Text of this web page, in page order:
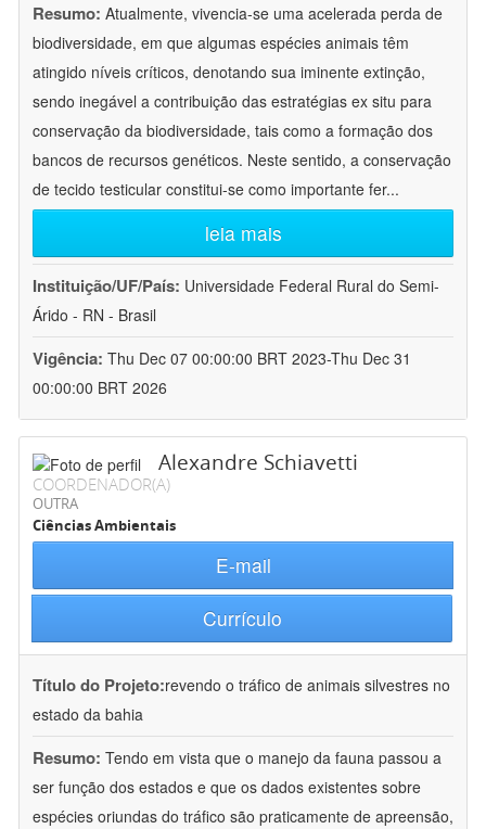
Resumo: Atualmente, vivencia-se uma acelerada perda de
biodiversidade, em que algumas espécies animais têm
atingido níveis críticos, denotando sua iminente extinção,
sendo inegável a contribuição das estratégias ex situ para
conservação da biodiversidade, tais como a formação dos
bancos de recursos genéticos. Neste sentido, a conservação
de tecido testicular constitui-se como importante fer...
leia mais
Instituição/UF/País: Universidade Federal Rural do Semi-
Árido - RN - Brasil
Vigência: Thu Dec 07 00:00:00 BRT 2023-Thu Dec 31
00:00:00 BRT 2026
Alexandre Schiavetti
COORDENADOR(A)
OUTRA
Ciências Ambientais
E-mail
Currículo
Título do Projeto:revendo o tráfico de animais silvestres no
estado da bahia
Resumo: Tendo em vista que o manejo da fauna passou a
ser função dos estados e que os dados existentes sobre
espécies oriundas do tráfico são praticamente de apreensão,